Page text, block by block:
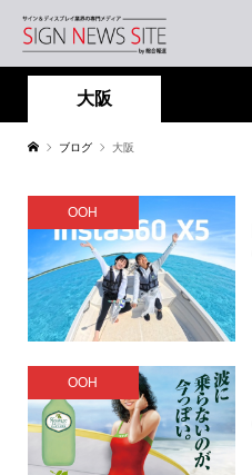
大阪
ブログ 大阪
OOH
OOH